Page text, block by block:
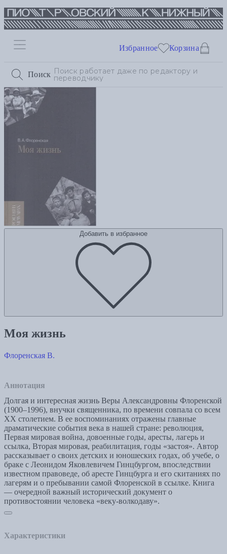
Поиск
Избранное Корзина
Добавить в избранное
Моя жизнь
Флоренская В.
Аннотация
Долгая и интересная жизнь Веры Александровны Флоренской
(1900–1996), внучки священника, по времени совпала со всем
ХХ столетием. В ее воспоминаниях отражены главные
драматические события века в нашей стране: революция,
Первая мировая война, довоенные годы, аресты, лагерь и
ссылка, Вторая мировая, реабилитация, годы «застоя». Автор
рассказывает о своих детских и юношеских годах, об учебе, о
браке с Леонидом Яковлевичем Гинцбургом, впоследствии
известном правоведе, об аресте Гинцбурга и его скитаниях по
лагерям и о пребывании самой Флоренской в ссылке. Книга
— очередной важный исторический документ о
противостоянии человека «веку-волкодаву».
Характеристики